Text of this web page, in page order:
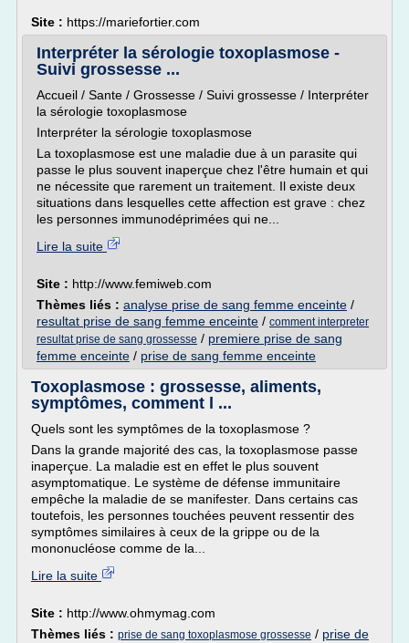
Site : https://mariefortier.com
Interpréter la sérologie toxoplasmose -
Suivi grossesse ...
Accueil / Sante / Grossesse / Suivi grossesse / Interpréter
la sérologie toxoplasmose
Interpréter la sérologie toxoplasmose
La toxoplasmose est une maladie due à un parasite qui
passe le plus souvent inaperçue chez l'être humain et qui
ne nécessite que rarement un traitement. Il existe deux
situations dans lesquelles cette affection est grave : chez
les personnes immunodéprimées qui ne...
Lire la suite
Site : http://www.femiweb.com
Thèmes liés : analyse prise de sang femme enceinte /
resultat prise de sang femme enceinte / comment interpreter
resultat prise de sang grossesse / premiere prise de sang
femme enceinte / prise de sang femme enceinte
Toxoplasmose : grossesse, aliments,
symptômes, comment l ...
Quels sont les symptômes de la toxoplasmose ?
Dans la grande majorité des cas, la toxoplasmose passe
inaperçue. La maladie est en effet le plus souvent
asymptomatique. Le système de défense immunitaire
empêche la maladie de se manifester. Dans certains cas
toutefois, les personnes touchées peuvent ressentir des
symptômes similaires à ceux de la grippe ou de la
mononucléose comme de la...
Lire la suite
Site : http://www.ohmymag.com
Thèmes liés : prise de sang toxoplasmose grossesse / prise de